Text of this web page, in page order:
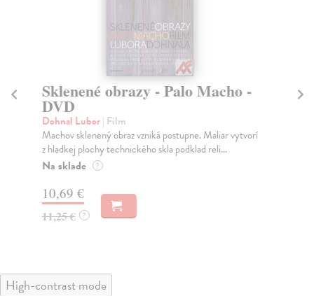
Sklenené obrazy - Palo Macho -
DVD
Dohnal Lubor| Film
Machov sklenený obraz vzniká postupne. Maliar vytvorí
z hladkej plochy technického skla podklad reli...
Na sklade ?
10,69 €
11,25 € ?
High-contrast mode